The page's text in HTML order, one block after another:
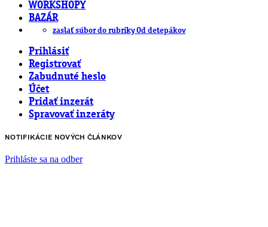
WORKSHOPY
BAZÁR
zaslať súbor do rubriky Od detepákov
Prihlásiť
Registrovať
Zabudnuté heslo
Účet
Pridať inzerát
Spravovať inzeráty
NOTIFIKÁCIE NOVÝCH ČLÁNKOV
Prihláste sa na odber